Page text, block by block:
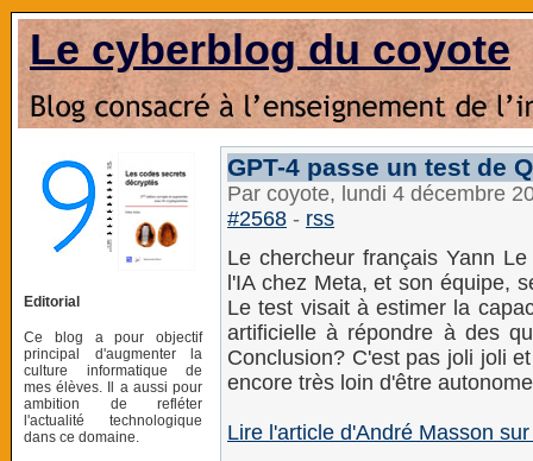
Le cyberblog du coyote
Editorial
Ce blog a pour objectif
principal d'augmenter la
culture informatique de
mes élèves. Il a aussi pour
ambition de refléter
l'actualité technologique
dans ce domaine.
GPT-4 passe un test de
Par coyote, lundi 4 décembre
#2568 - rss
Le chercheur français Yann
l'IA chez Meta, et son équipe,
Le test visait à estimer la
artificielle à répondre à des
Conclusion? C'est pas joli joli
encore très loin d'être
Lire l'article d'André Masson